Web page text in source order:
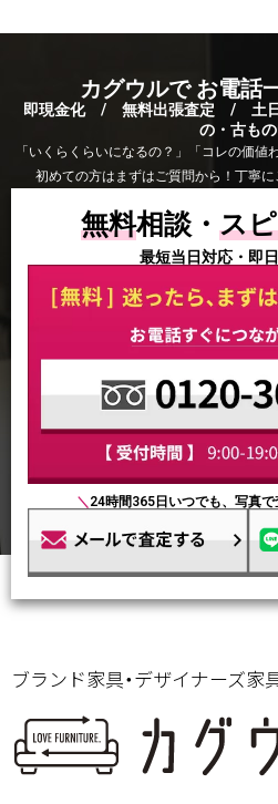
カグウルで お電話
即現金化 / 無料出張査定 / 土
の・古も
「いくらくらいになるの？」「コレの価
初めての方はまずはご質問から！丁寧に
無料相談・ ス
最短当日対応・即
＼ 24時間365日いつでも、写真
ブランド家具・デザイナーズ家